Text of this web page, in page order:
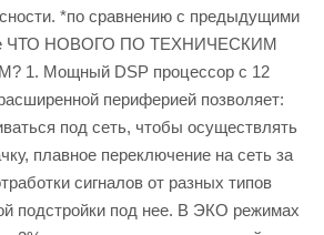
*по сравнению с предыдущими
ЧТО НОВОГО ПО ТЕХНИЧЕСКИМ
1. Мощный DSP процессор с 12
периферией позволяет:
под сеть, чтобы осуществлять
плавное переключение на сеть за
сигналов от разных типов
подстройки под нее. В ЭКО режимах